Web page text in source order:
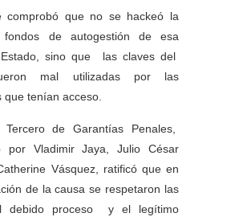
comprobó que no se hackeó la
de autogestión de esa
sino que las claves del
mal utilizadas por las
que tenían acceso.
Tercero de Garantías Penales,
por Vladimir Jaya, Julio César
Vásquez, ratificó que en
de la causa se respetaron las
debido proceso y el legítimo